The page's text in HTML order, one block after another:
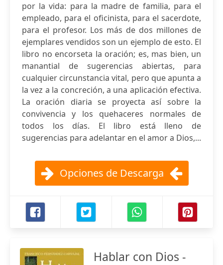
por la vida: para la madre de familia, para el
empleado, para el oficinista, para el sacerdote,
para el profesor. Los más de dos millones de
ejemplares vendidos son un ejemplo de esto. El
libro no encorseta la oración; es, mas bien, un
manantial de sugerencias abiertas, para
cualquier circunstancia vital, pero que apunta a
la vez a la concreción, a una aplicación efectiva.
La oración diaria se proyecta así sobre la
convivencia y los quehaceres normales de
todos los días. El libro está lleno de
sugerencias para adelantar en el amor a Dios,...
Opciones de Descarga
Hablar con Dios -